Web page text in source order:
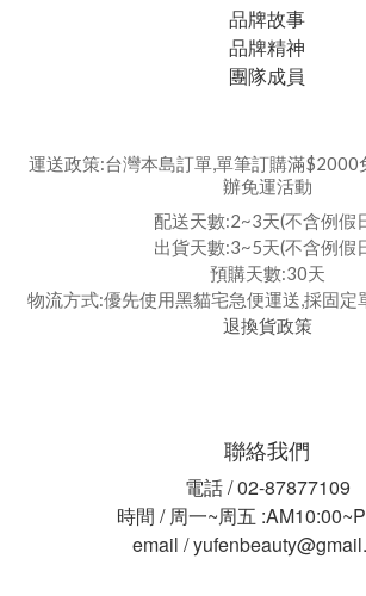
品牌故事
品牌精神
團隊成員
運送政策:台灣本島訂單,單筆訂購滿$2000
辦免運活動
配送天數:2~3天(不含例假
出貨天數:3~5天(不含例假
預購天數:30天
物流方式:優先使用黑貓宅急便運送,採固
退換貨政策
聯絡我們
電話 / 02-87877109
時間 / 周一~周五
email /